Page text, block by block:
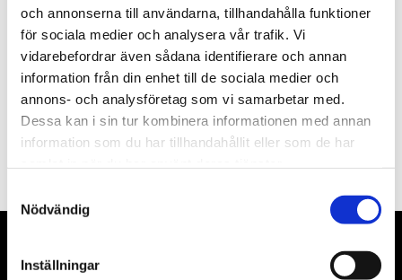
och annonserna till användarna, tillhandahålla funktioner
för sociala medier och analysera vår trafik. Vi
vidarebefordrar även sådana identifierare och annan
information från din enhet till de sociala medier och
annons- och analysföretag som vi samarbetar med.
Dessa kan i sin tur kombinera informationen med annan
information som du har tillhandahållit eller som de har
Nödvändig
Inställningar
Nyhetsbrev
PRENUMERERA